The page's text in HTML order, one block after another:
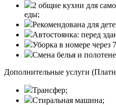
2 общие кухни для
еды;
Рекомендована для
Автостоянка: перед
Уборка в номере через
Смена белья и
Дополнительные услуги
Трансфер;
Стиральная машина;